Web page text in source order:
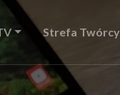
Strefa Twórcy